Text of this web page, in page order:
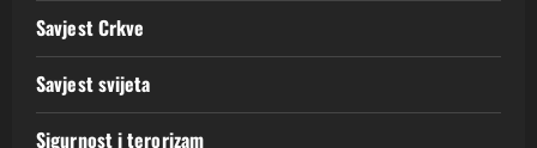
Savjest Crkve
Savjest svijeta
Sigurnost i terorizam